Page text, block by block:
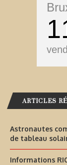
ARTICLES
Astronautes
de tableau
Informations